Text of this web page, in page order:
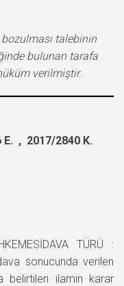
talebinin
bulunan tarafa
verilmiştir.
, 2017/2840 K.
TÜRÜ :
sonucunda verilen
belirtilen ilamın karar